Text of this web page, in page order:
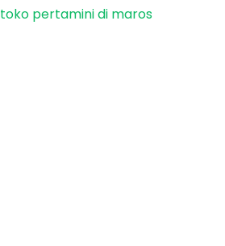
toko pertamini di maros